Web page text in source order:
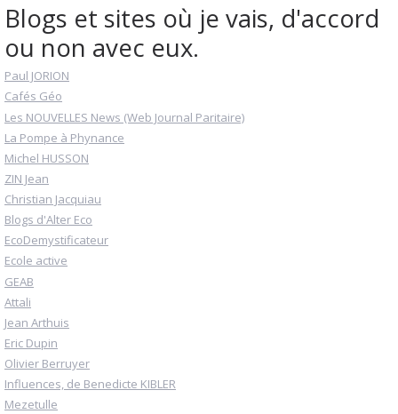
Blogs et sites où je vais, d'accord
ou non avec eux.
Paul JORION
Cafés Géo
Les NOUVELLES News (Web Journal Paritaire)
La Pompe à Phynance
Michel HUSSON
ZIN Jean
Christian Jacquiau
Blogs d'Alter Eco
EcoDemystificateur
Ecole active
GEAB
Attali
Jean Arthuis
Eric Dupin
Olivier Berruyer
Influences, de Benedicte KIBLER
Mezetulle